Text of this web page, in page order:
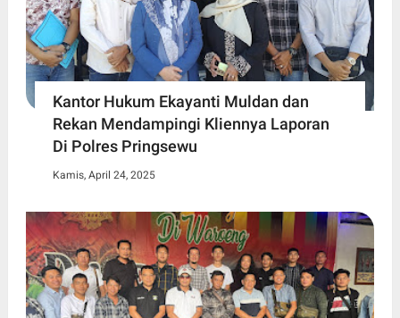
Kantor Hukum Ekayanti Muldan dan
Rekan Mendampingi Kliennya Laporan
Di Polres Pringsewu
Kamis, April 24, 2025